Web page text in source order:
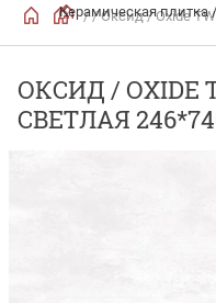
/
Керамическая плитка
/ Оксид / Oxide
ОКСИД / OXIDE
СВЕТЛАЯ